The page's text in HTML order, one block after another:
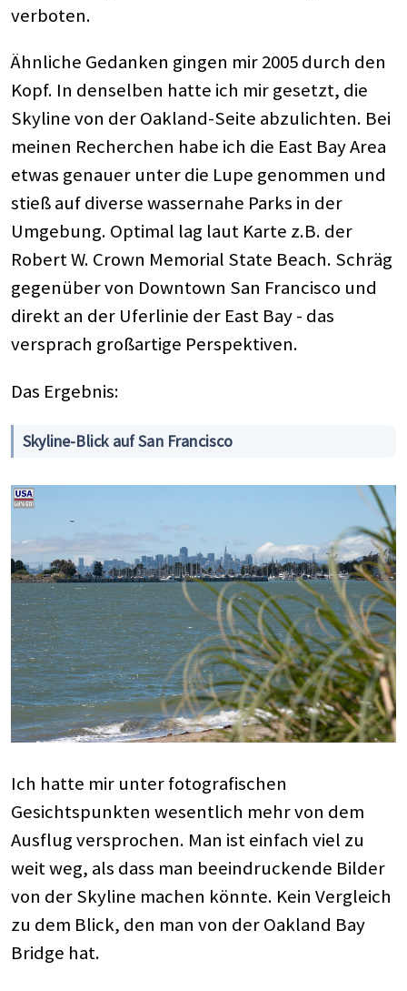
verboten.
Ähnliche Gedanken gingen mir 2005 durch den
Kopf. In denselben hatte ich mir gesetzt, die
Skyline von der Oakland-Seite abzulichten. Bei
meinen Recherchen habe ich die East Bay Area
etwas genauer unter die Lupe genommen und
stieß auf diverse wassernahe Parks in der
Umgebung. Optimal lag laut Karte z.B. der
Robert W. Crown Memorial State Beach. Schräg
gegenüber von Downtown San Francisco und
direkt an der Uferlinie der East Bay - das
versprach großartige Perspektiven.
Das Ergebnis:
Skyline-Blick auf San Francisco
Ich hatte mir unter fotografischen
Gesichtspunkten wesentlich mehr von dem
Ausflug versprochen. Man ist einfach viel zu
weit weg, als dass man beeindruckende Bilder
von der Skyline machen könnte. Kein Vergleich
zu dem Blick, den man von der Oakland Bay
Bridge hat.